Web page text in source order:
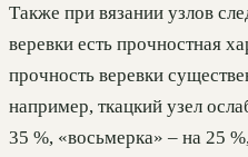
Также при вязании узлов
веревки есть прочностная
прочность веревки
например, ткацкий узел
35 %, «восьмерка» – на 25